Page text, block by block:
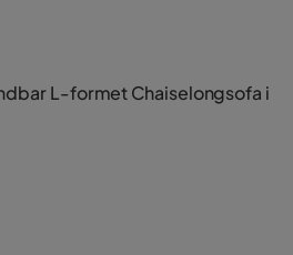
L-formet Chaiselongsofa i